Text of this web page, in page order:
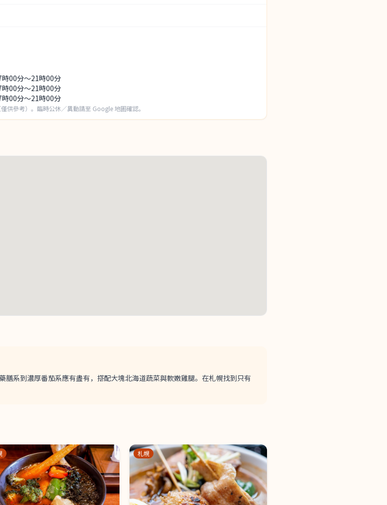
00分～21時00分
00分～21時00分
00分～21時00分
供參考）。臨時公休／異動請至 Google 地圖確認。
膳系到濃厚番茄系應有盡有，搭配大塊北海道蔬菜與軟嫩雞腿。在札幌找到只有
札幌